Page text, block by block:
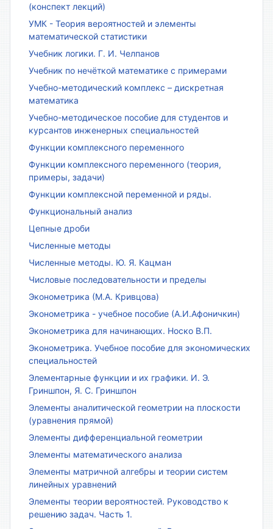
(конспект лекций)
УМК - Теория вероятностей и элементы
математической статистики
Учебник логики. Г. И. Челпанов
Учебник по нечёткой математике с примерами
Учебно-методический комплекс – дискретная
математика
Учебно-методическое пособие для студентов и
курсантов инженерных специальностей
Функции комплексного переменного
Функции комплексного переменного (теория,
примеры, задачи)
Функции комплексной переменной и ряды.
Функциональный анализ
Цепные дроби
Численные методы
Численные методы. Ю. Я. Кацман
Числовые последовательности и пределы
Эконометрика (М.А. Кривцова)
Эконометрика - учебное пособие (А.И.Афоничкин)
Эконометрика для начинающих. Носко В.П.
Эконометрика. Учебное пособие для экономических
специальностей
Элементарные функции и их графики. И. Э.
Гриншпон, Я. С. Гриншпон
Элементы аналитической геометрии на плоскости
(уравнения прямой)
Элементы дифференциальной геометрии
Элементы математического анализа
Элементы матричной алгебры и теории систем
линейных уравнений
Элементы теории вероятностей. Руководство к
решению задач. Часть 1.